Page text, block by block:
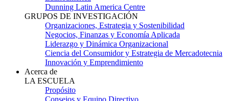
Dunning Latin America Centre
GRUPOS DE INVESTIGACIÓN
Organizaciones, Estrategia y Sostenibilidad
Negocios, Finanzas y Economía Aplicada
Liderazgo y Dinámica Organizacional
Ciencia del Consumidor y Estrategia de Mercadotecnia
Innovación y Emprendimiento
Acerca de
LA ESCUELA
Propósito
Consejos y Equipo Directivo